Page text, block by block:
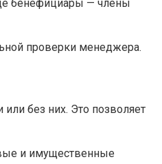
бенефициары — члены
проверки менеджера.
без них. Это позволяет
и имущественные